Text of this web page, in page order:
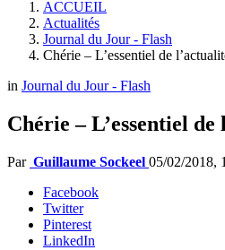
ACCUEIL
Actualités
Journal du Jour - Flash
Chérie – L’essentiel de
in Journal du Jour - Flash
Chérie – L’essentiel de
Par Guillaume Sockeel 05/02/2018,
Facebook
Twitter
Pinterest
LinkedIn